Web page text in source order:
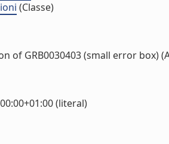
(Classe)
of GRB0030403 (small error box)
(literal)